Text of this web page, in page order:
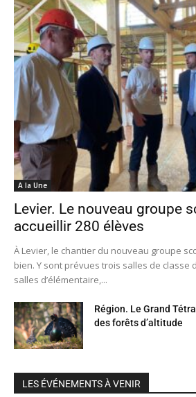
A la Une
Levier. Le nouveau groupe
accueillir 280 élèves
À Levier, le chantier du nouveau groupe
bien. Y sont prévues trois salles de classe
salles d’élémentaire,...
Région. Le Grand
des forêts d’altitude
LES ÉVÉNEMENTS À VENIR